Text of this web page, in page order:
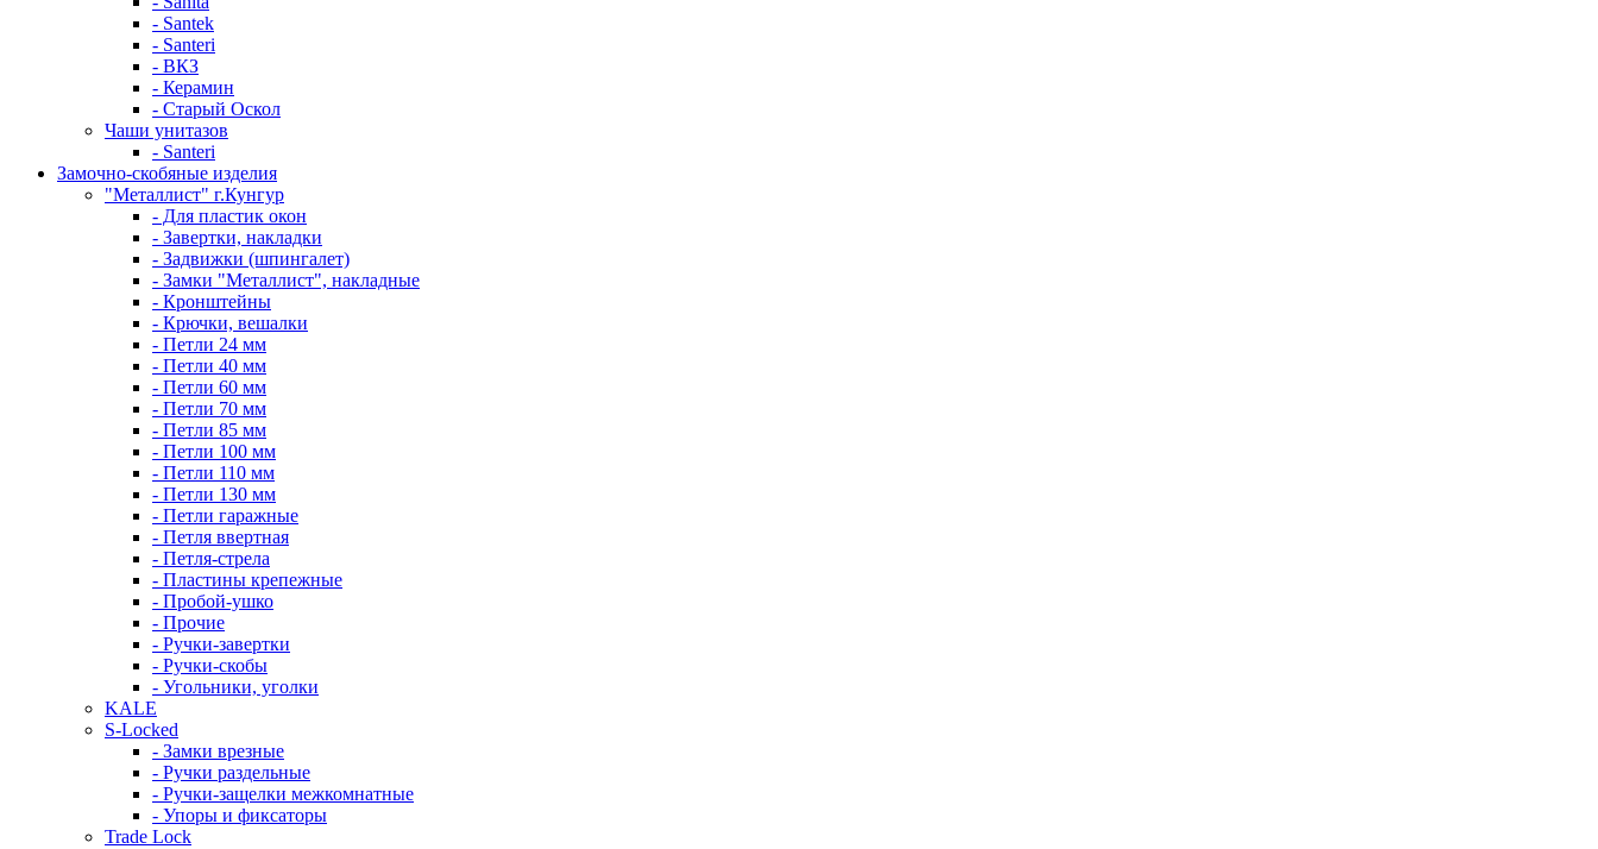
- Santek
- Santeri
- ВКЗ
- Керамин
- Старый Оскол
Чаши унитазов
- Santeri
Замочно-скобяные изделия
"Металлист" г.Кунгур
- Для пластик окон
- Завертки, накладки
- Задвижки (шпингалет)
- Замки "Металлист", накладные
- Кронштейны
- Крючки, вешалки
- Петли 24 мм
- Петли 40 мм
- Петли 60 мм
- Петли 70 мм
- Петли 85 мм
- Петли 100 мм
- Петли 110 мм
- Петли 130 мм
- Петли гаражные
- Петля ввертная
- Петля-стрела
- Пластины крепежные
- Пробой-ушко
- Прочие
- Ручки-завертки
- Ручки-скобы
- Угольники, уголки
KALE
S-Locked
- Замки врезные
- Ручки раздельные
- Ручки-защелки межкомнатные
- Упоры и фиксаторы
Trade Lock